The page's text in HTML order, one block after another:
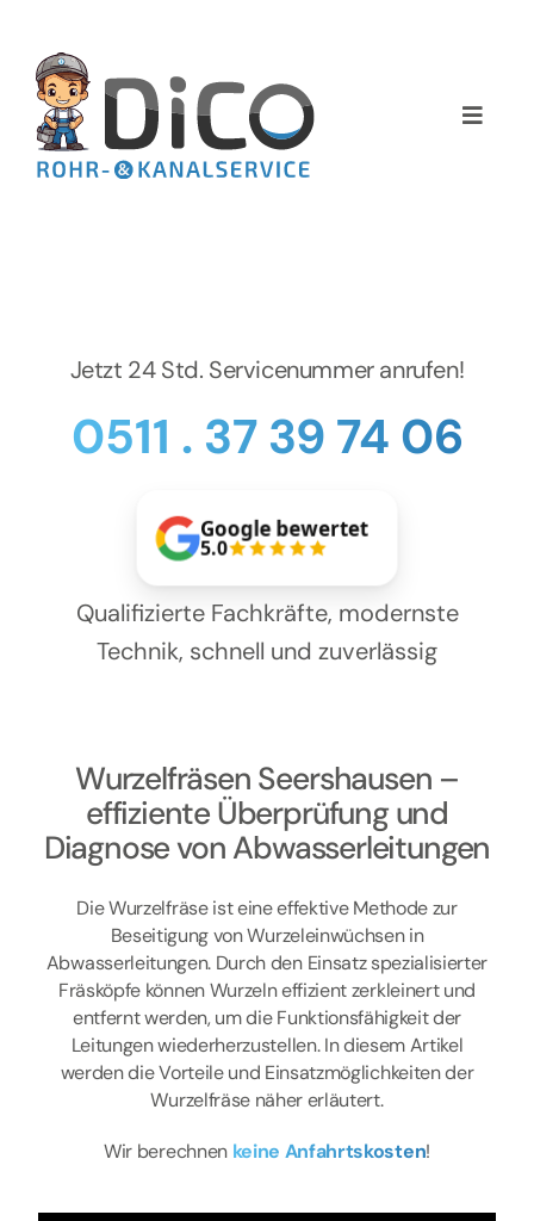
springen
Toggle
Home
Kontakt
Jetzt 24 Std. Servicenummer anrufen!
0511 . 37 39 74 06
Google bewertet
5.0
Qualifizierte Fachkräfte, modernste
Technik, schnell und zuverlässig
Wurzelfräsen Seershausen –
effiziente Überprüfung und
Diagnose von Abwasserleitungen
Die Wurzelfräse ist eine effektive Methode zur
Beseitigung von Wurzeleinwüchsen in
Abwasserleitungen. Durch den Einsatz spezialisierter
Fräsköpfe können Wurzeln effizient zerkleinert und
entfernt werden, um die Funktionsfähigkeit der
Leitungen wiederherzustellen. In diesem Artikel
werden die Vorteile und Einsatzmöglichkeiten der
Wurzelfräse näher erläutert.
Wir berechnen keine Anfahrtskosten!